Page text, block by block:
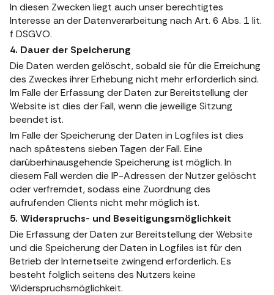
In diesen Zwecken liegt auch unser berechtigtes
Interesse an der Datenverarbeitung nach Art. 6 Abs. 1 lit.
f DSGVO.
4. Dauer der Speicherung
Die Daten werden gelöscht, sobald sie für die Erreichung
des Zweckes ihrer Erhebung nicht mehr erforderlich sind.
Im Falle der Erfassung der Daten zur Bereitstellung der
Website ist dies der Fall, wenn die jeweilige Sitzung
beendet ist.
Im Falle der Speicherung der Daten in Logfiles ist dies
nach spätestens sieben Tagen der Fall. Eine
darüberhinausgehende Speicherung ist möglich. In
diesem Fall werden die IP-Adressen der Nutzer gelöscht
oder verfremdet, sodass eine Zuordnung des
aufrufenden Clients nicht mehr möglich ist.
5. Widerspruchs- und Beseitigungsmöglichkeit
Die Erfassung der Daten zur Bereitstellung der Website
und die Speicherung der Daten in Logfiles ist für den
Betrieb der Internetseite zwingend erforderlich. Es
besteht folglich seitens des Nutzers keine
Widerspruchsmöglichkeit.